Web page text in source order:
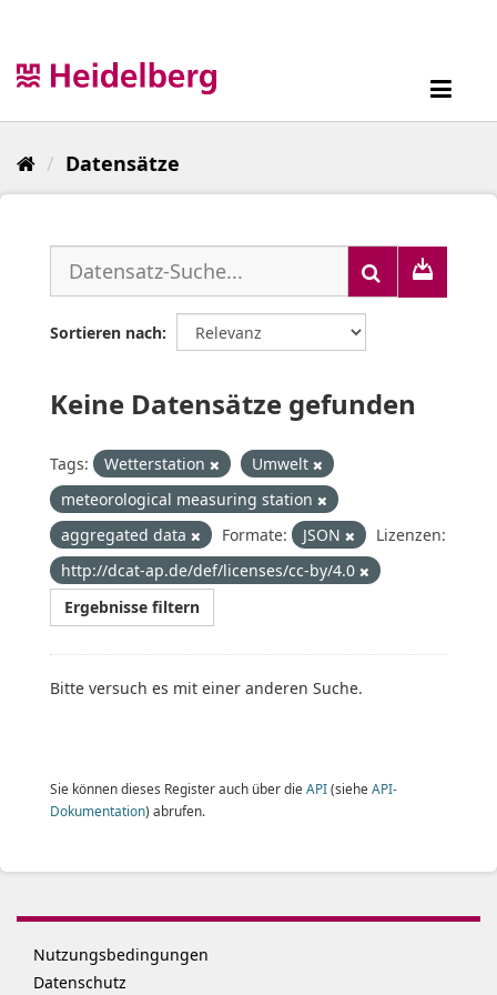
Datensätze
Sortieren nach
Keine Datensätze gefunden
Tags: Wetterstation
Umwelt
meteorological measuring station
aggregated data
Formate: JSON
Lizenzen:
http://dcat-ap.de/def/licenses/cc-by/4.0
Ergebnisse filtern
Bitte versuch es mit einer anderen Suche.
Sie können dieses Register auch über die API(siehe API-
Dokumentation) abrufen.
Nutzungsbedingungen
Datenschutz